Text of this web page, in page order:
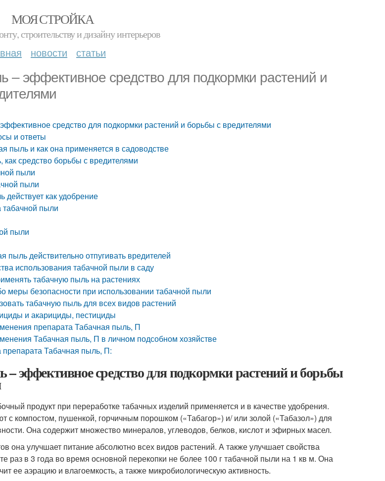
МОЯ СТРОЙКА
строительству и дизайну интерьеров
новости статьи
– эффективное средство для подкормки растений и
средство для подкормки растений и борьбы с вредителями
и ответы
пыль и как она применяется в садоводстве
как средство борьбы с вредителями
пыли
пыли
действует как удобрение
пыли
пыли
пыль действительно отпугивать вредителей
использования табачной пыли в саду
табачную пыль на растениях
меры безопасности при использовании табачной пыли
табачную пыль для всех видов растений
и акарициды, пестициды
препарата Табачная пыль, П
Табачная пыль, П в личном подсобном хозяйстве
Табачная пыль, П:
эффективное средство для подкормки растений и борьбы
продукт при переработке табачных изделий применяется и в качестве удобрения.
с компостом, пушенкой, горчичным порошком («Табагор») и/ или золой («Табазол») для
Она содержит множество минералов, углеводов, белков, кислот и эфирных масел.
она улучшает питание абсолютно всех видов растений. А также улучшает свойства
раз в 3 года во время основной перекопки не более 100 г табачной пыли на 1 кв м. Она
ее аэрацию и влагоемкость, а также микробиологическую активность.